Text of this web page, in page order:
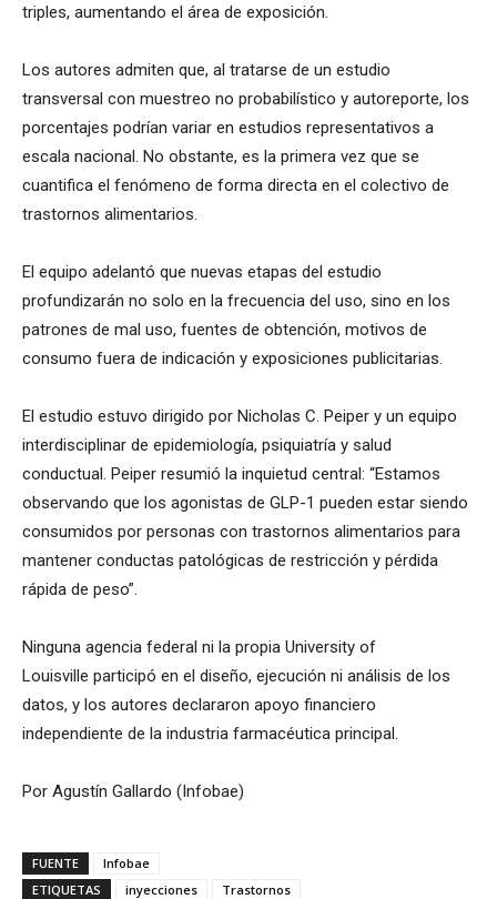
triples, aumentando el área de exposición.
Los autores admiten que, al tratarse de un estudio
transversal con muestreo no probabilístico y autoreporte, los
porcentajes podrían variar en estudios representativos a
escala nacional. No obstante, es la primera vez que se
cuantifica el fenómeno de forma directa en el colectivo de
trastornos alimentarios.
El equipo adelantó que nuevas etapas del estudio
profundizarán no solo en la frecuencia del uso, sino en los
patrones de mal uso, fuentes de obtención, motivos de
consumo fuera de indicación y exposiciones publicitarias.
El estudio estuvo dirigido por Nicholas C. Peiper y un equipo
interdisciplinar de epidemiología, psiquiatría y salud
conductual. Peiper resumió la inquietud central: “Estamos
observando que los agonistas de GLP-1 pueden estar siendo
consumidos por personas con trastornos alimentarios para
mantener conductas patológicas de restricción y pérdida
rápida de peso”.
Ninguna agencia federal ni la propia University of
Louisville participó en el diseño, ejecución ni análisis de los
datos, y los autores declararon apoyo financiero
independiente de la industria farmacéutica principal.
Por Agustín Gallardo (Infobae)
FUENTE
Infobae
ETIQUETAS
inyecciones
Trastornos